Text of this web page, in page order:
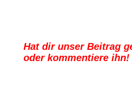
Hat dir unser Beitrag
oder kommentiere ihn!